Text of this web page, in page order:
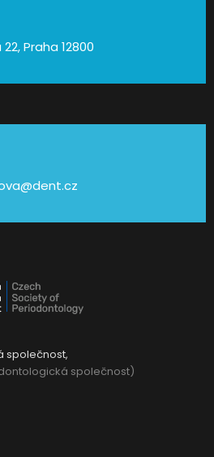
Praha 12800
společnost,
společnost)